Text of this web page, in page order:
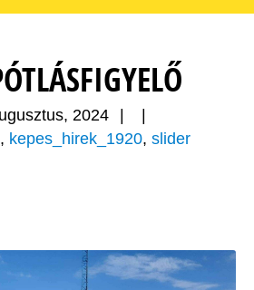
2024
, kepes_hirek_1920, slider